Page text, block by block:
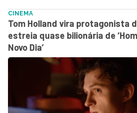
CINEMA
Tom Holland vira protagonista
estreia quase bilionária de
Novo Dia’